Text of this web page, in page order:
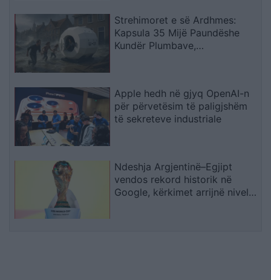
Strehimoret e së Ardhmes:
Kapsula 35 Mijë Paundëshe
Kundër Plumbave,
Apple hedh në gjyq OpenAI-n
për përvetësim të paligjshëm
të sekreteve industriale
Ndeshja Argjentinë–Egjipt
vendos rekord historik në
Google, kërkimet arrijnë nivele